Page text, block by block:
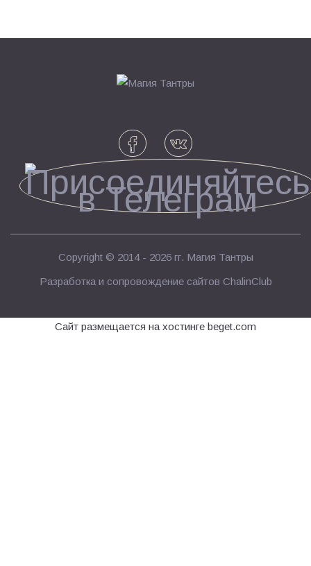
Copyright © 2014 - 2026 гг. Магия Тантры
Разработка и сопровождение сайтов ChalinClub
Сайт размещается на хостинге beget.com